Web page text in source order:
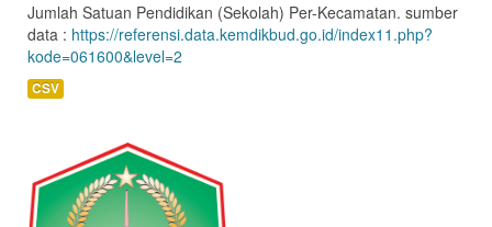
Jumlah Satuan Pendidikan (Sekolah) Per-Kecamatan. sumber
data : https://referensi.data.kemdikbud.go.id/index11.php?
kode=061600&level=2
CSV